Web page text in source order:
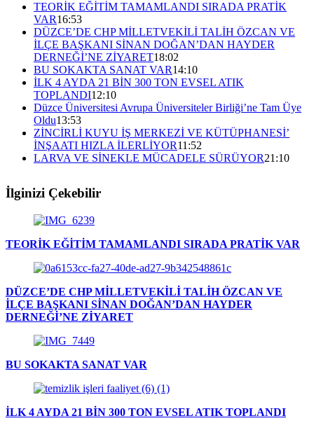
TEORİK EĞİTİM TAMAMLANDI SIRADA PRATİK
VAR16:53
DÜZCE’DE CHP MİLLETVEKİLİ TALİH ÖZCAN VE
İLÇE BAŞKANI SİNAN DOĞAN’DAN HAYDER
DERNEĞİ’NE ZİYARET18:02
BU SOKAKTA SANAT VAR14:10
İLK 4 AYDA 21 BİN 300 TON EVSEL ATIK
TOPLANDI12:10
Düzce Üniversitesi Avrupa Üniversiteler Birliği’ne Tam Üye
Oldu13:53
ZİNCİRLİ KUYU İŞ MERKEZİ VE KÜTÜPHANESİ’
İNŞAATI HIZLA İLERLİYOR11:52
LARVA VE SİNEKLE MÜCADELE SÜRÜYOR21:10
İlginizi Çekebilir
TEORİK EĞİTİM TAMAMLANDI SIRADA PRATİK VAR
DÜZCE’DE CHP MİLLETVEKİLİ TALİH ÖZCAN VE
İLÇE BAŞKANI SİNAN DOĞAN’DAN HAYDER
DERNEĞİ’NE ZİYARET
BU SOKAKTA SANAT VAR
İLK 4 AYDA 21 BİN 300 TON EVSEL ATIK TOPLANDI